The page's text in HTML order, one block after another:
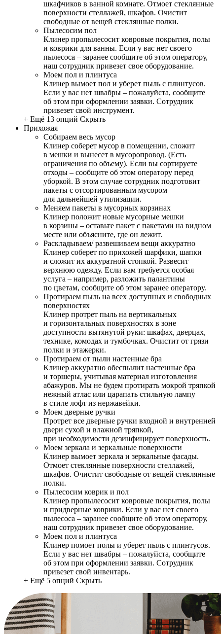
шкафчиков в ванной комнате. Отмоет стеклянные
поверхности стеллажей, шкафов. Очистит
свободные от вещей стеклянные полки.
Пылесосим пол
Клинер пропылесосит ковровые покрытия, полы
и коврики для ванны. Если у вас нет своего
пылесоса – заранее сообщите об этом оператору,
наш сотрудник привезет свое оборудование.
Моем пол и плинтуса
Клинер вымоет пол и уберет пыль с плинтусов.
Если у вас нет швабры – пожалуйста, сообщите
об этом при оформлении заявки. Сотрудник
привезет свой инструмент.
+ Ещё 13 опций Скрыть
Прихожая
Собираем весь мусор
Клинер соберет мусор в помещении, сложит
в мешки и вынесет в мусоропровод. (Есть
ограничения по объему). Если вы сортируете
отходы – сообщите об этом оператору перед
уборкой. В этом случае сотрудник подготовит
пакеты с отсортированным мусором
для дальнейшей утилизации.
Меняем пакеты в мусорных корзинах
Клинер положит новые мусорные мешки
в корзины – оставьте пакет с пакетами на видном
месте или объясните, где он лежит.
Раскладываем/ развешиваем вещи аккуратно
Клинер соберет по прихожей шарфики, шапки
и сложит их аккуратной стопкой. Развесит
верхнюю одежду. Если вам требуется особая
услуга – например, разложить палантины
по цветам, сообщите об этом заранее оператору.
Протираем пыль на всех доступных и свободных
поверхностях
Клинер протрет пыль на вертикальных
и горизонтальных поверхностях в зоне
доступности вытянутой руки: шкафах, дверцах,
технике, комодах и тумбочках. Очистит от грязи
полки и этажерки.
Протираем от пыли настенные бра
Клинер аккуратно обеспылит настенные бра
и торшеры, учитывая материал изготовления
абажуров. Мы не будем протирать мокрой тряпкой
нежный атлас или царапать стильную лампу
в стиле лофт из нержавейки.
Моем дверные ручки
Протрет все дверные ручки входной и внутренней
двери сухой и влажной тряпкой,
при необходимости дезинфицирует поверхность.
Моем зеркала и зеркальные поверхности
Клинер вымоет зеркала и зеркальные фасады.
Отмоет стеклянные поверхности стеллажей,
шкафов. Очистит свободные от вещей стеклянные
полки.
Пылесосим коврик и пол
Клинер пропылесосит ковровые покрытия, полы
и придверные коврики. Если у вас нет своего
пылесоса – заранее сообщите об этом оператору,
наш сотрудник привезет свое оборудование.
Моем пол и плинтуса
Клинер помоет полы и уберет пыль с плинтусов.
Если у вас нет швабры – пожалуйста, сообщите
об этом при оформлении заявки. Сотрудник
привезет свой инвентарь.
+ Ещё 5 опций Скрыть